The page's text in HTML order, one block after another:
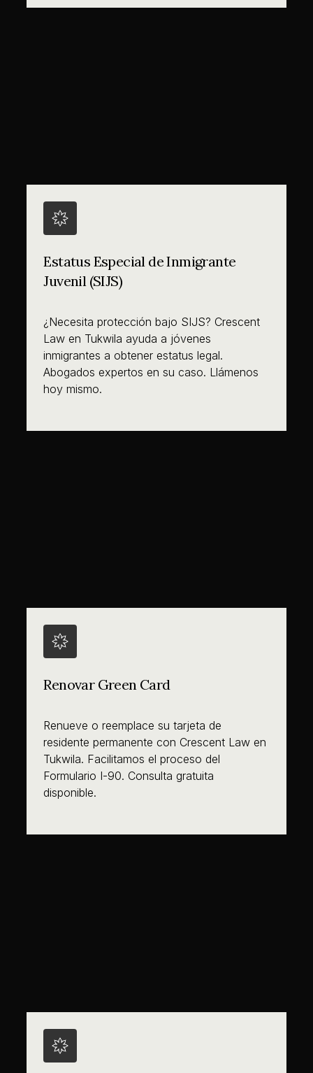
Estatus Especial de Inmigrante
Juvenil (SIJS)
¿Necesita protección bajo SIJS? Crescent
Law en Tukwila ayuda a jóvenes
inmigrantes a obtener estatus legal.
Abogados expertos en su caso. Llámenos
hoy mismo.
Renovar Green Card
Renueve o reemplace su tarjeta de
residente permanente con Crescent Law en
Tukwila. Facilitamos el proceso del
Formulario I-90. Consulta gratuita
disponible.